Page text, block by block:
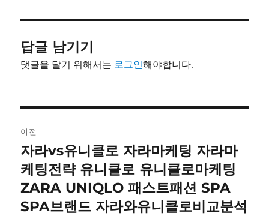
답글 남기기
댓글을 달기 위해서는 로그인해야합니다.
내
비
게
이전
이
전
글:
자라vs유니클로 자라마케팅 자라마
케팅전략 유니클로 유니클로마케팅
ZARA UNIQLO 패스트패션 SPA
SPA브랜드 자라와유니클로비교분석